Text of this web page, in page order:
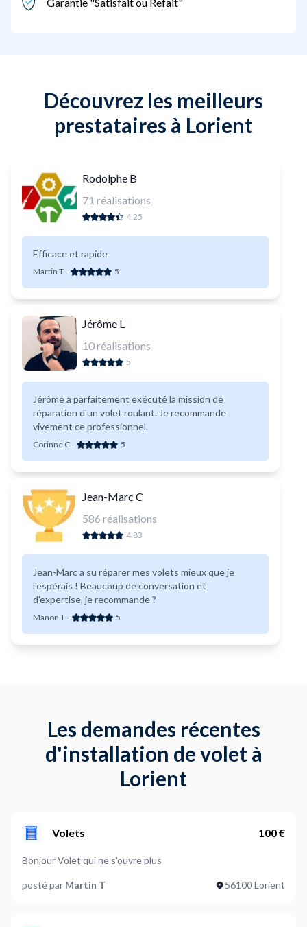
Découvrez les meilleurs
prestataires à Lorient
Rodolphe B
71 réalisations
4.25
Efficace et rapide
Martin T- 5
Jérôme L
10réalisations
5
Jérôme a parfaitement exécuté la mission de
réparation d'un volet roulant. Je recommande
vivement ce professionnel.
Corinne C- 5
Jean-Marc C
586 réalisations
4.83
Jean-Marc a su réparer mes volets mieux que je
l'espérais ! Beaucoup de conversation et
d'expertise, je recommande ?
Manon T- 5
Les demandes récentes
d'installation de volet à
Lorient
Volets 100 €
Bonjour Volet qui ne s'ouvre plus
posté par Martin T 56100 Lorient